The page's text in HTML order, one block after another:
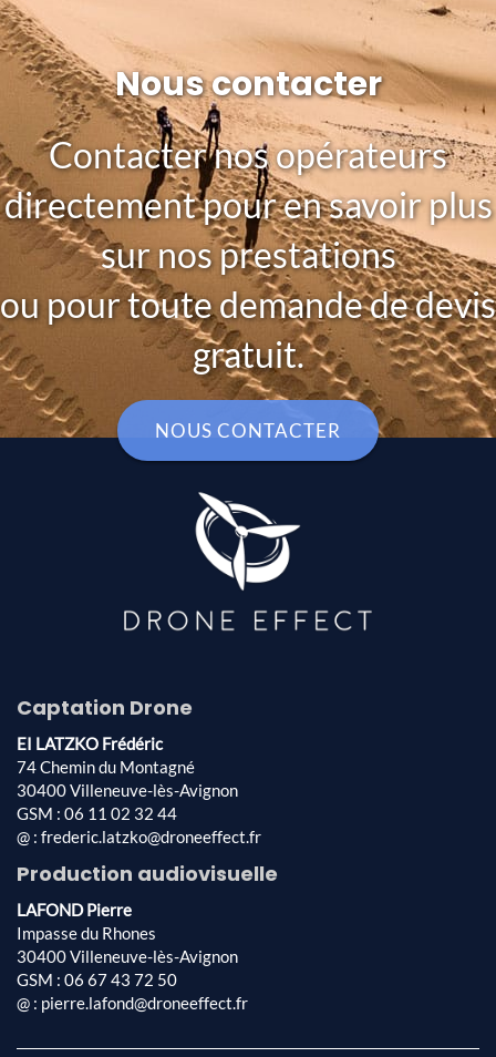
Nous contacter
Contacter nos opérateurs
directement pour en savoir plus
sur nos prestations
ou pour toute demande de devis
gratuit.
NOUS CONTACTER
Captation Drone
EI LATZKO Frédéric
74 Chemin du Montagné
30400 Villeneuve-lès-Avignon
GSM : 06 11 02 32 44
@ : frederic.latzko@droneeffect.fr
Production audiovisuelle
LAFOND Pierre
Impasse du Rhones
30400 Villeneuve-lès-Avignon
GSM : 06 67 43 72 50
@ : pierre.lafond@droneeffect.fr